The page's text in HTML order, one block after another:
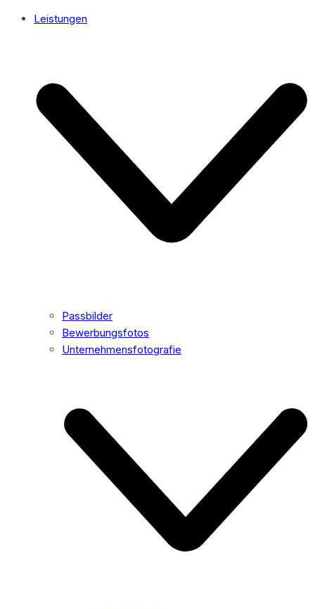
Leistungen
Passbilder
Bewerbungsfotos
Unternehmensfotografie